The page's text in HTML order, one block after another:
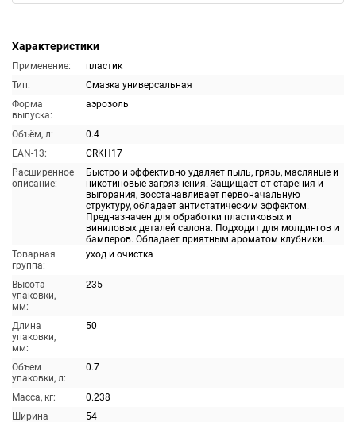
Характеристики
Применение:
пластик
Тип:
Смазка универсальная
Форма
выпуска:
аэрозоль
Объём, л:
0.4
EAN-13:
CRKH17
Расширенное
описание:
Быстро и эффективно удаляет пыль, грязь, масляные и
никотиновые загрязнения. Защищает от старения и
выгорания, восстанавливает первоначальную
структуру, обладает антистатическим эффектом.
Предназначен для обработки пластиковых и
виниловых деталей салона. Подходит для молдингов и
бамперов. Обладает приятным ароматом клубники.
Товарная
группа:
уход и очистка
Высота
упаковки,
мм:
235
Длина
упаковки,
мм:
50
Объем
упаковки, л:
0.7
Масса, кг:
0.238
Ширина
54